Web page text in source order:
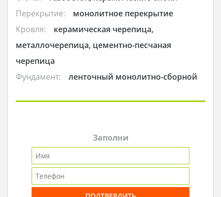
Перекрытие:
монолитное перекрытие
Кровля:
керамическая черепица,
металлочерепица, цементно-песчаная
черепица
Фундамент:
ленточный монолитно-сборной
Заполни